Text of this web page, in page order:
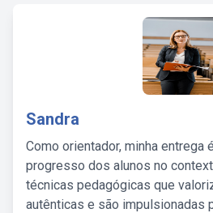
Sandra
Como orientador, minha entrega
progresso dos alunos no
técnicas pedagógicas que
autênticas e são impulsionadas